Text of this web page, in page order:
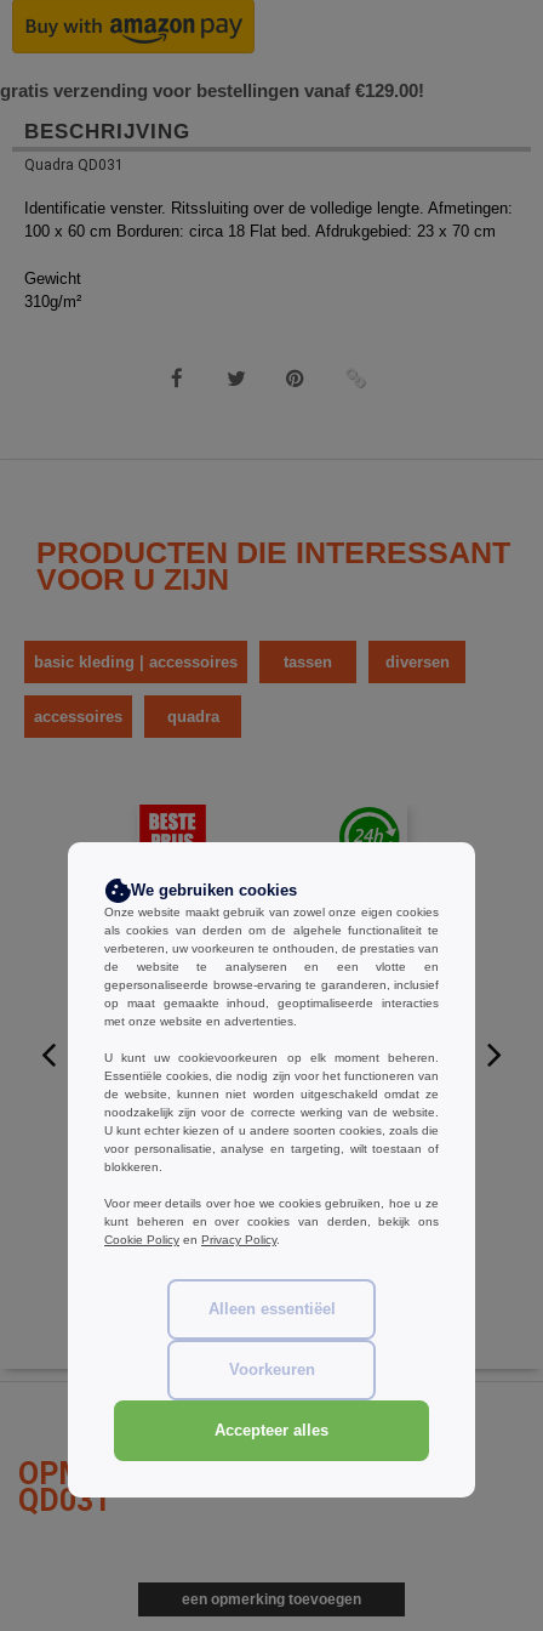
gratis verzending voor bestellingen vanaf €129.00!
BESCHRIJVING
Quadra QD031
Identificatie venster. Ritssluiting over de volledige lengte. Afmetingen:
100 x 60 cm Borduren: circa 18 Flat bed. Afdrukgebied: 23 x 70 cm
Gewicht
310g/m²
PRODUCTEN DIE INTERESSANT
VOOR U ZIJN
basic kleding | accessoires tassen diversen
accessoires quadra
W1
Westford mill WM530 - Canvas
accessoire tasje
€4.75
OPMERKINGEN OVER QUADRA
QD031
een opmerking toevoegen
We gebruiken cookies
Onze website maakt gebruik van zowel onze eigen cookies
als cookies van derden om de algehele functionaliteit te
verbeteren, uw voorkeuren te onthouden, de prestaties van
de website te analyseren en een vlotte en
gepersonaliseerde browse-ervaring te garanderen, inclusief
op maat gemaakte inhoud, geoptimaliseerde interacties
met onze website en advertenties.
U kunt uw cookievoorkeuren op elk moment beheren.
Essentiële cookies, die nodig zijn voor het functioneren van
de website, kunnen niet worden uitgeschakeld omdat ze
noodzakelijk zijn voor de correcte werking van de website.
U kunt echter kiezen of u andere soorten cookies, zoals die
voor personalisatie, analyse en targeting, wilt toestaan of
blokkeren.
Voor meer details over hoe we cookies gebruiken, hoe u ze
kunt beheren en over cookies van derden, bekijk ons
Cookie Policy en Privacy Policy.
Alleen essentiëel
Voorkeuren
Accepteer alles